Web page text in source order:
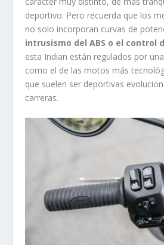
deportivo. Pero recuerda que los
no solo incorporan curvas de
intrusismo del ABS o el control
esta Indian están regulados por
como el de las motos más
que suelen ser deportivas
carreras.